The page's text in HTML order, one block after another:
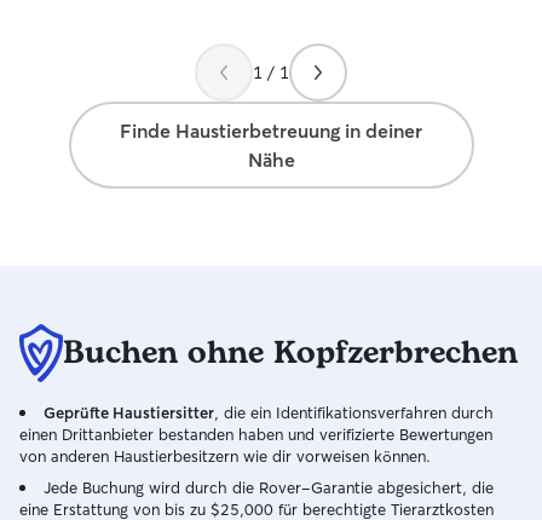
1 / 1
Finde Haustierbetreuung in deiner
Nähe
Buchen ohne Kopfzerbrechen
Geprüfte Haustiersitter , die ein Identifikationsverfahren durch
einen Drittanbieter bestanden haben und verifizierte Bewertungen
von anderen Haustierbesitzern wie dir vorweisen können.
Jede Buchung wird durch die Rover-Garantie abgesichert, die
eine Erstattung von bis zu $25,000 für berechtigte Tierarztkosten